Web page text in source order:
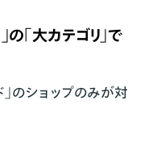
の「大カテゴリ」で
」のショップのみが対